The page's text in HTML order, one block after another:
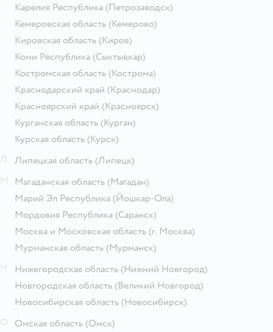
Карелия Республика (Петрозаводск)
Кемеровская область (Кемерово)
Кировская область (Киров)
Коми Республика (Сыктывкар)
Костромская область (Кострома)
Краснодарский край (Краснодар)
Красноярский край (Красноярск)
Курганская область (Курган)
Курская область (Курск)
Липецкая область (Липецк)
Магаданская область (Магадан)
Марий Эл Республика (Йошкар-Ола)
Мордовия Республика (Саранск)
Москва и Московская область (г. Москва)
Мурманская область (Мурманск)
Нижегородская область (Нижний Новгород)
Новгородская область (Великий Новгород)
Новосибирская область (Новосибирск)
Омская область (Омск)